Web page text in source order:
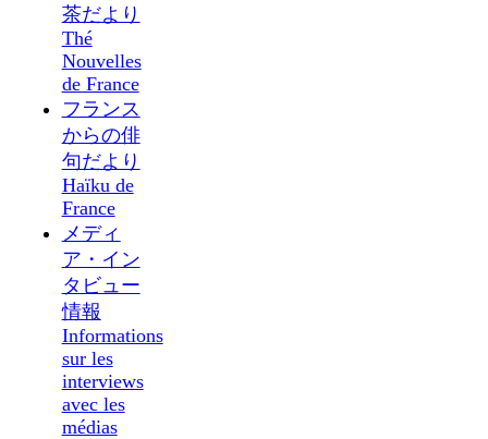
茶だより
Thé
Nouvelles
de France
フランス
からの俳
句だより
Haïku de
France
メディ
ア・イン
タビュー
情報
Informations
sur les
interviews
avec les
médias